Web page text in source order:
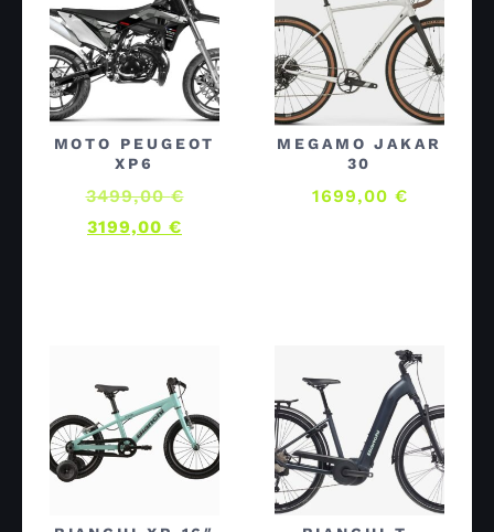
MOTO PEUGEOT
XP6
3499,00€
3199,00 €
MEGAMO JAKAR
30
1699,00 €